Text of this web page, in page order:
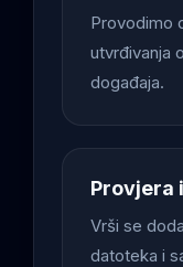
Provodimo
utvrđivanja
događaja.
Provjera
Vrši se
datoteka i